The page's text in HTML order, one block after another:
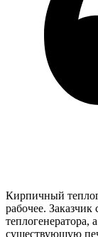
Кирпичный
рабочее.
теплогенератора,
существующую